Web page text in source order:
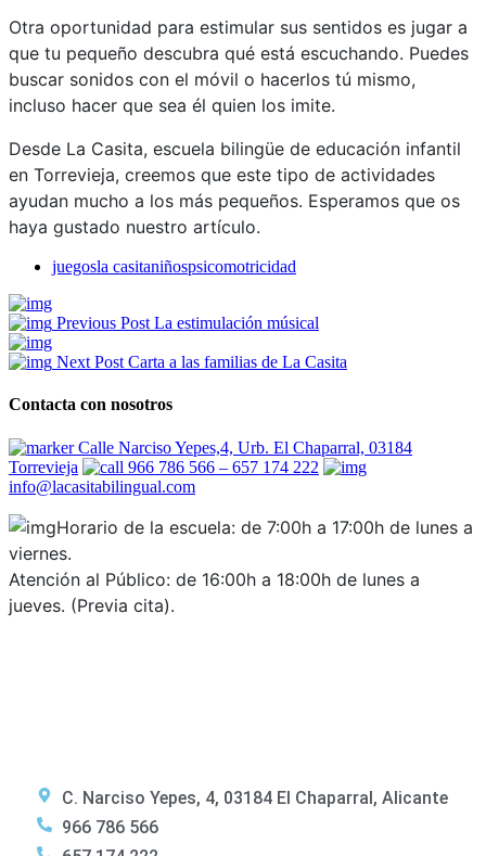
Otra oportunidad para estimular sus sentidos es jugar a
que tu pequeño descubra qué está escuchando. Puedes
buscar sonidos con el móvil o hacerlos tú mismo,
incluso hacer que sea él quien los imite.
Desde La Casita, escuela bilingüe de educación infantil
en Torrevieja, creemos que este tipo de actividades
ayudan mucho a los más pequeños. Esperamos que os
haya gustado nuestro artículo.
juegosla casitaniñospsicomotricidad
Previous Post La estimulación músical
Next Post Carta a las familias de La Casita
Contacta con nosotros
Calle Narciso Yepes,4, Urb. El Chaparral, 03184
Torrevieja
966 786 566 – 657 174 222
info@lacasitabilingual.com
Horario de la escuela: de 7:00h a 17:00h de lunes a
viernes.
Atención al Público: de 16:00h a 18:00h de lunes a
jueves. (Previa cita).
C. Narciso Yepes, 4, 03184 El Chaparral, Alicante
966 786 566